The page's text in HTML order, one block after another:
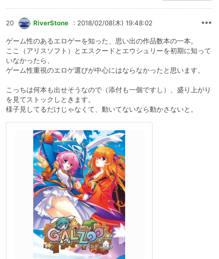
20 RiverStone : 2018/02/08(木) 19:48:02
ゲーム性のあるエロゲーを知った、思い出の作品数本の一本。
ここ（アリスソフト）とエスクードとエウシュリーを初期に知って
いなかったら、
ゲーム性重視のエロゲ選びが中心にはならなかったと思います。
こっちは何本も出せそうなので（添付も一個ですし）、盛り上がり
を見てストックしときます。
様子見してるだけじゃなくて、動いてないなら動かさないと。